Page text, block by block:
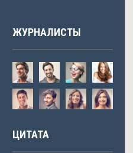
ЖУРНАЛИСТЫ
ЦИТАТА